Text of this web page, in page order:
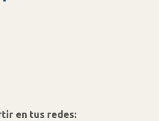
en tus redes: